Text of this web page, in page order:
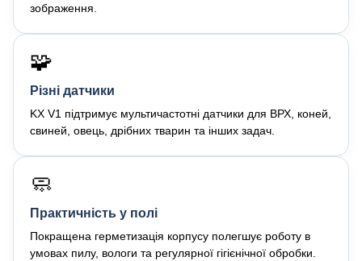
зображення.
🧩
Різні датчики
KX V1 підтримує мультичастотні датчики для ВРХ, коней,
свиней, овець, дрібних тварин та інших задач.
🧼
Практичність у полі
Покращена герметизація корпусу полегшує роботу в
умовах пилу, вологи та регулярної гігієнічної обробки.